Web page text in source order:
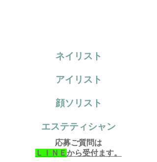
ネイリスト
アイリスト
顔ソリスト
エステティシャン
応募ご質問は
ＬＩＮＥから受付ます。